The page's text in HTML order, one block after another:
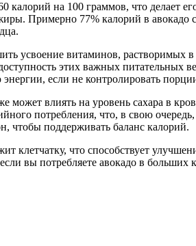
калорий на 100 граммов, что делает
Примерно 77% калорий в авокадо
усвоение витаминов, растворимых
этих важных питательных
если не контролировать
может влиять на уровень сахара в
потребления, что, в свою
чтобы поддерживать баланс калорий.
клетчатку, что способствует
вы потребляете авокадо в больших